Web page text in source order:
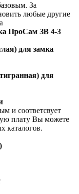
За
любые другие
ПроСам ЗВ 4-3
для замка
для
и соответсвует
плату Вы можете
каталогов.